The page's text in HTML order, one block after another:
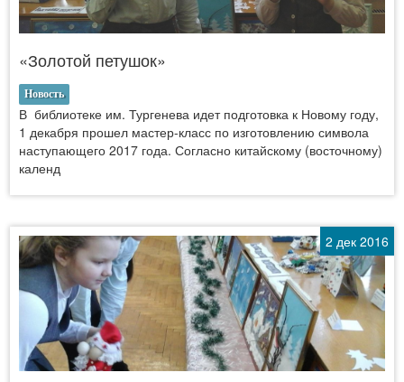
«Золотой петушок»
Новость
В библиотеке им. Тургенева идет подготовка к Новому году,
1 декабря прошел мастер-класс по изготовлению символа
наступающего 2017 года. Согласно китайскому (восточному)
календ
2 дек 2016